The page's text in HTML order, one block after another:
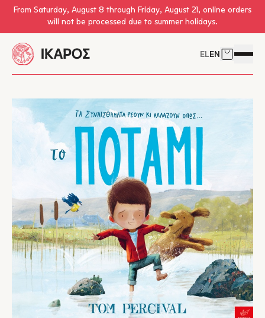
Skip to main content
From Saturday, August 8 through Friday, August 21, online orders
will not be processed due to summer holidays.
ELEN Cart
Open